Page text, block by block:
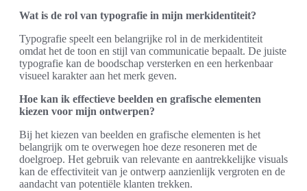
Wat is de rol van typografie in mijn merkidentiteit?
Typografie speelt een belangrijke rol in de merkidentiteit
omdat het de toon en stijl van communicatie bepaalt. De juiste
typografie kan de boodschap versterken en een herkenbaar
visueel karakter aan het merk geven.
Hoe kan ik effectieve beelden en grafische elementen
kiezen voor mijn ontwerpen?
Bij het kiezen van beelden en grafische elementen is het
belangrijk om te overwegen hoe deze resoneren met de
doelgroep. Het gebruik van relevante en aantrekkelijke visuals
kan de effectiviteit van je ontwerp aanzienlijk vergroten en de
aandacht van potentiële klanten trekken.